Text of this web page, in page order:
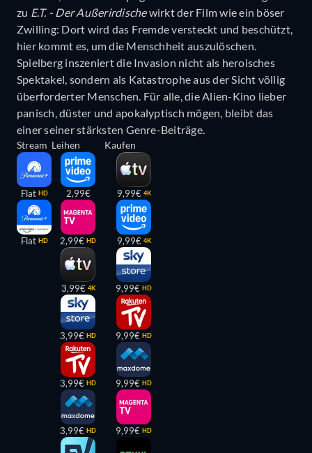
zu E.T. - Der Außerirdischewirkt der Film wie ein böser
Zwilling: Dort wird das Fremde versteckt und beschützt,
hier kommt es, um die Menschheit auszulöschen.
Spielberg inszeniert die Invasion nicht als heroisches
Spektakel, sondern als Katastrophe aus der Sicht völlig
überforderter Menschen. Für alle, die Alien-Kino lieber
panisch, düster und apokalyptisch mögen, bleibt das
einer seiner stärksten Genre-Beiträge.
Stream
Flat HD
Flat HD
Leihen
2,99€
2,99€ HD
3,99€ 4K
3,99€ HD
3,99€ HD
3,99€ HD
Kaufen
9,99€ 4K
9,99€ 4K
9,99€ HD
9,99€ HD
9,99€ HD
9,99€ HD